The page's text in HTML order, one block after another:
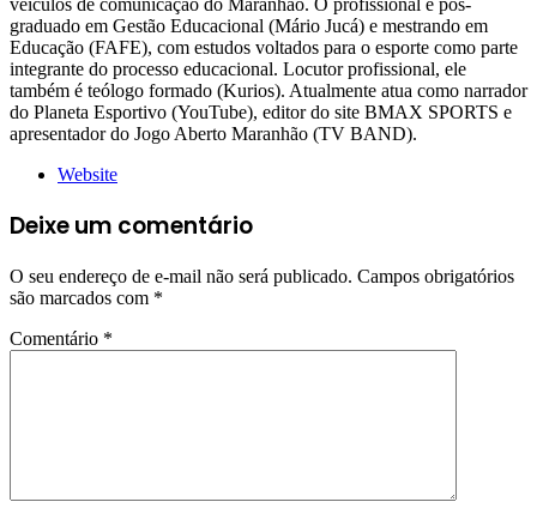
veículos de comunicação do Maranhão. O profissional é pós-
graduado em Gestão Educacional (Mário Jucá) e mestrando em
Educação (FAFE), com estudos voltados para o esporte como parte
integrante do processo educacional. Locutor profissional, ele
também é teólogo formado (Kurios). Atualmente atua como narrador
do Planeta Esportivo (YouTube), editor do site BMAX SPORTS e
apresentador do Jogo Aberto Maranhão (TV BAND).
Website
Deixe um comentário
O seu endereço de e-mail não será publicado. Campos obrigatórios
são marcados com *
Comentário *